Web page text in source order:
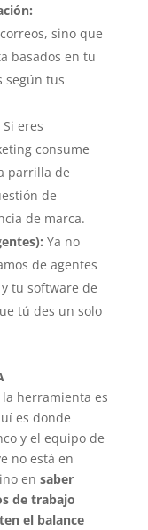
sino que
basados en tu
según tus
Si eres
consume
parrilla de
de
de marca.
Ya no
de agentes
tu software de
tú des un solo
herramienta es
es donde
y el equipo de
no está en
en saber
de trabajo
el balance